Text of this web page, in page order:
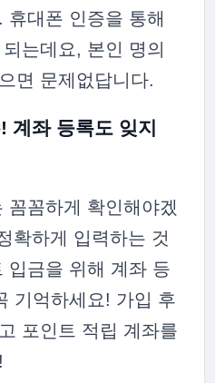
휴대폰 인증을 통해
는데요, 본인 명의
면 문제없답니다.
계좌 등록도 잊지
꼼꼼하게 확인해야겠
확하게 입력하는 것
입금을 위해 계좌 등
기억하세요! 가입 후
포인트 적립 계좌를